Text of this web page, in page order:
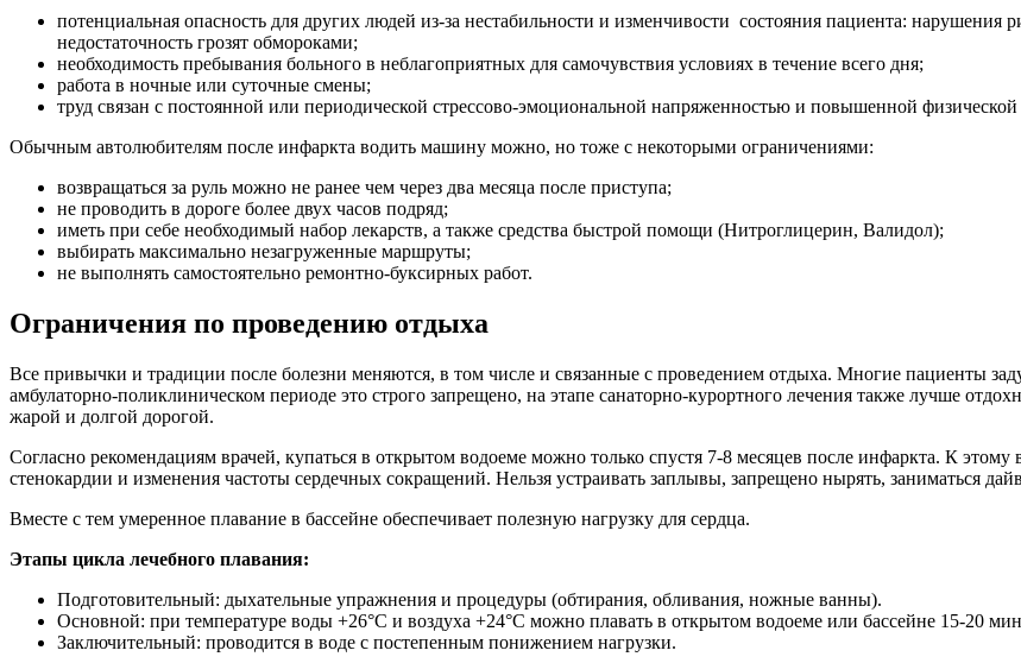
потенциальная опасность для других людей из-за нестабильности и изменчивости состояния пациента: нарушения
недостаточность грозят обмороками;
необходимость пребывания больного в неблагоприятных для самочувствия условиях в течение всего дня;
работа в ночные или суточные смены;
труд связан с постоянной или периодической стрессово-эмоциональной напряженностью и повышенной физической
Обычным автолюбителям после инфаркта водить машину можно, но тоже с некоторыми ограничениями:
возвращаться за руль можно не ранее чем через два месяца после приступа;
не проводить в дороге более двух часов подряд;
иметь при себе необходимый набор лекарств, а также средства быстрой помощи (Нитроглицерин, Валидол);
выбирать максимально незагруженные маршруты;
не выполнять самостоятельно ремонтно-буксирных работ.
Ограничения по проведению отдыха
Все привычки и традиции после болезни меняются, в том числе и связанные с проведением отдыха. Многие пациенты
амбулаторно-поликлиническом периоде это строго запрещено, на этапе санаторно-курортного лечения также лучше
жарой и долгой дорогой.
Согласно рекомендациям врачей, купаться в открытом водоеме можно только спустя 7-8 месяцев после инфаркта. К
стенокардии и изменения частоты сердечных сокращений. Нельзя устраивать заплывы, запрещено нырять, заниматься
Вместе с тем умеренное плавание в бассейне обеспечивает полезную нагрузку для сердца.
Этапы цикла лечебного плавания:
Подготовительный: дыхательные упражнения и процедуры (обтирания, обливания, ножные ванны).
Основной: при температуре воды +26°С и воздуха +24°С можно плавать в открытом водоеме или бассейне 15-20
Заключительный: проводится в воде с постепенным понижением нагрузки.